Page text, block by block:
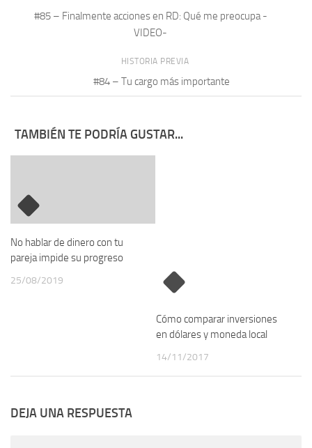
#85 – Finalmente acciones en RD: Qué me preocupa -
VIDEO-
HISTORIA PREVIA
#84 – Tu cargo más importante
TAMBIÉN TE PODRÍA GUSTAR...
No hablar de dinero con tu
pareja impide su progreso
25/08/2019
Cómo comparar inversiones
en dólares y moneda local
14/11/2017
DEJA UNA RESPUESTA